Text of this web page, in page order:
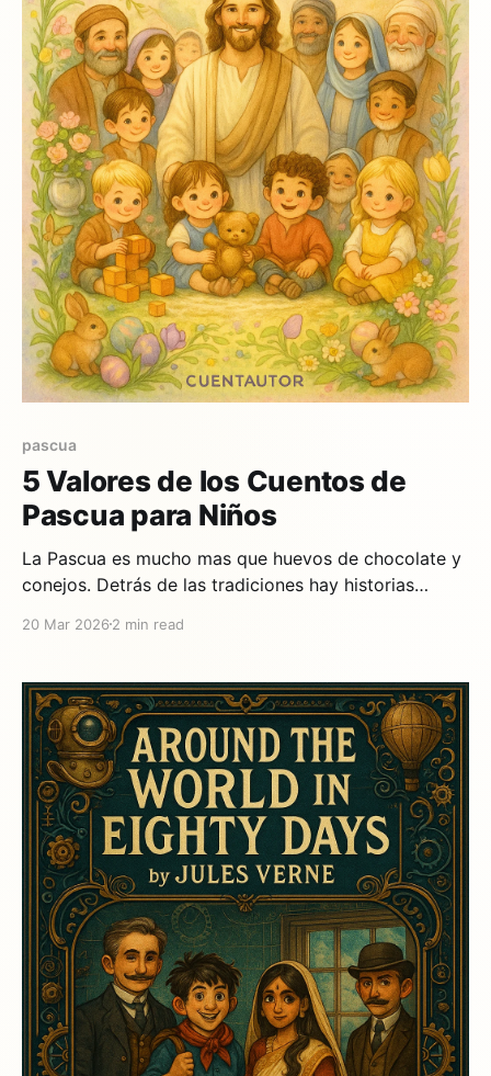
pascua
5 Valores de los Cuentos de
Pascua para Niños
La Pascua es mucho mas que huevos de chocolate y
conejos. Detrás de las tradiciones hay historias
pueden comprender y aplicar en su vida diaria. Aquí
cuentos de Pascua. 1. Generosidad sin límites — Los
Panes y
20 Mar 2026 2 min read